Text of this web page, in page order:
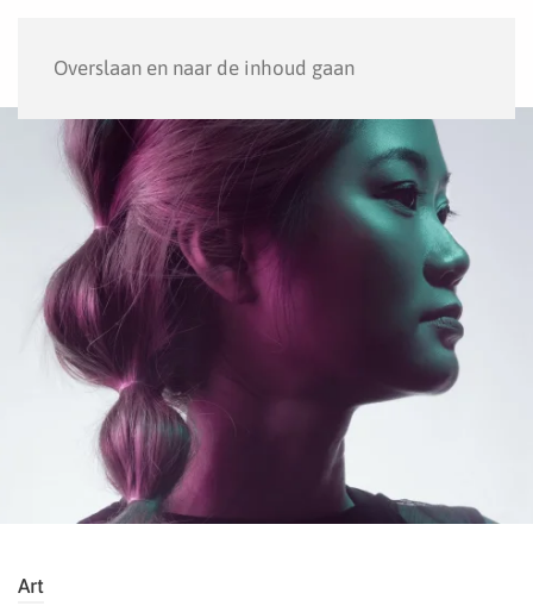
Overslaan en naar de inhoud gaan
Art